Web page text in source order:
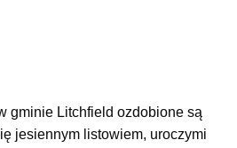
gminie Litchfield ozdobione są
jesiennym listowiem, uroczymi